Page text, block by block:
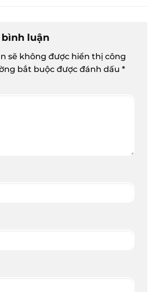
luận
sẽ không được hiển thị công
bắt buộc được đánh dấu *